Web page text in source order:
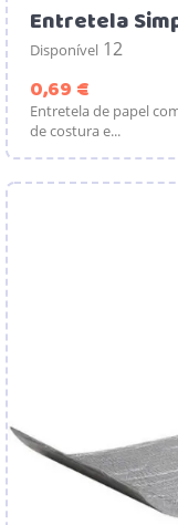
Entretela
Disponível 12
0,69 €
Entretela de papel
de costura e...